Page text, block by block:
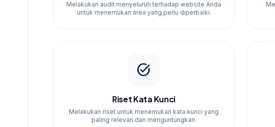
Melakukan audit menyeluruh terhadap website Anda
untuk menemukan area yang perlu diperbaiki.
task_alt
Riset Kata Kunci
Melakukan riset untuk menemukan kata kunci yang
paling relevan dan menguntungkan.